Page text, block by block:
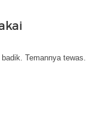
Temannya tewas.